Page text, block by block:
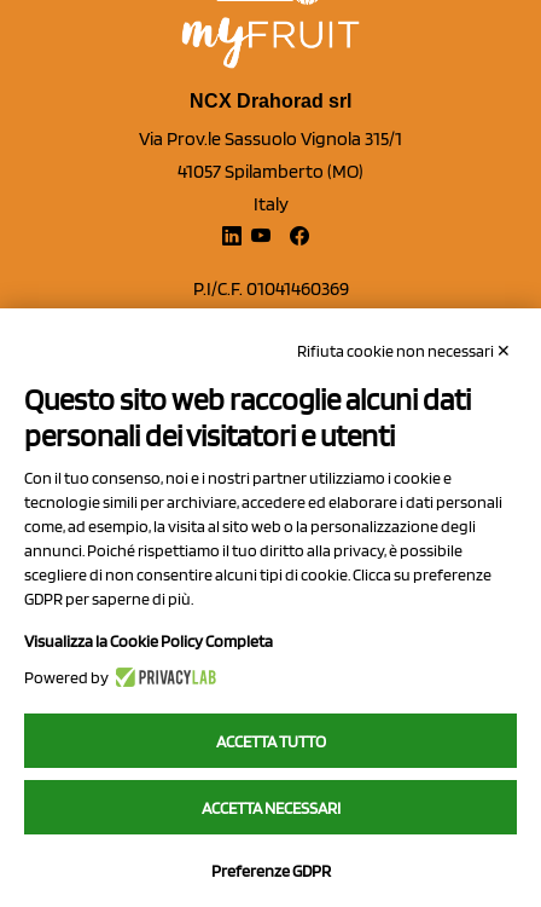
NCX Drahorad srl
Via Prov.le Sassuolo Vignola 315/1
41057 Spilamberto (MO)
Italy
P.I/C.F. 01041460369
Capitale sociale Euro 50.000,00 i.v.
Contatti
Privacy Policy
Cookie Policy
Chi Siamo
2023 NCX Drahorad srl - All rights reserved
myfruit.it è parte del network diNCX DRAHORAD
NCX Drahorad - Via Provinciale Vignola-Sassuolo 315/1 - 41057
Rifiuta cookie non necessari ✕
Questo sito web raccoglie alcuni dati
personali dei visitatori e utenti
Con il tuo consenso, noi e i nostri partner utilizziamo i cookie e
tecnologie simili per archiviare, accedere ed elaborare i dati personali
come, ad esempio, la visita al sito web o la personalizzazione degli
annunci. Poiché rispettiamo il tuo diritto alla privacy, è possibile
scegliere di non consentire alcuni tipi di cookie. Clicca su preferenze
GDPR per saperne di più.
Visualizza la Cookie Policy Completa
Powered by
ACCETTA TUTTO
ACCETTA NECESSARI
Preferenze GDPR